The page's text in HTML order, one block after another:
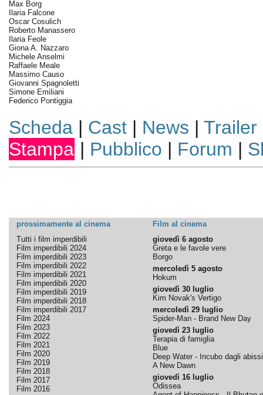
Max Borg
Ilaria Falcone
Oscar Cosulich
Roberto Manassero
Ilaria Feole
Giona A. Nazzaro
Michele Anselmi
Raffaele Meale
Massimo Causo
Giovanni Spagnoletti
Simone Emiliani
Federico Pontiggia
Scheda| Cast| News | Trailer
Stampa | Pubblico | Forum |
prossimamente al cinema
Film al cinema
Tutti i film imperdibili
Film imperdibili 2024
Film imperdibili 2023
Film imperdibili 2022
Film imperdibili 2021
Film imperdibili 2020
Film imperdibili 2019
Film imperdibili 2018
Film imperdibili 2017
Film 2024
Film 2023
Film 2022
Film 2021
Film 2020
Film 2019
Film 2018
Film 2017
Film 2016
giovedì 6 agosto
Greta e le favole vere
Borgo
mercoledì 5 agosto
Hokum
giovedì 30 luglio
Kim Novak's Vertigo
mercoledì 29 luglio
Spider-Man - Brand New Day
giovedì 23 luglio
Terapia di famiglia
Blue
Deep Water - Incubo dagli abissi
A New Dawn
giovedì 16 luglio
Odissea